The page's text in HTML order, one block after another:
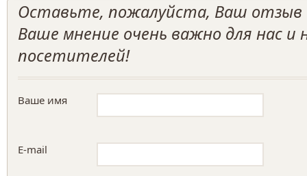
Оставьте, пожалуйста, Ваш отзыв
Ваше мнение очень важно для нас и
посетителей!
Ваше имя
E-mail